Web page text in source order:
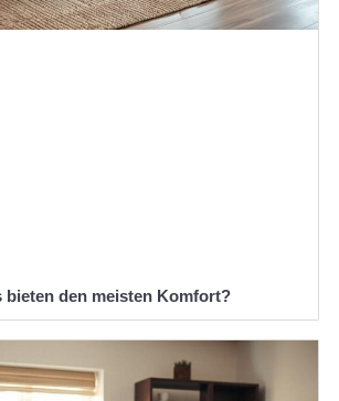
bieten den meisten Komfort?